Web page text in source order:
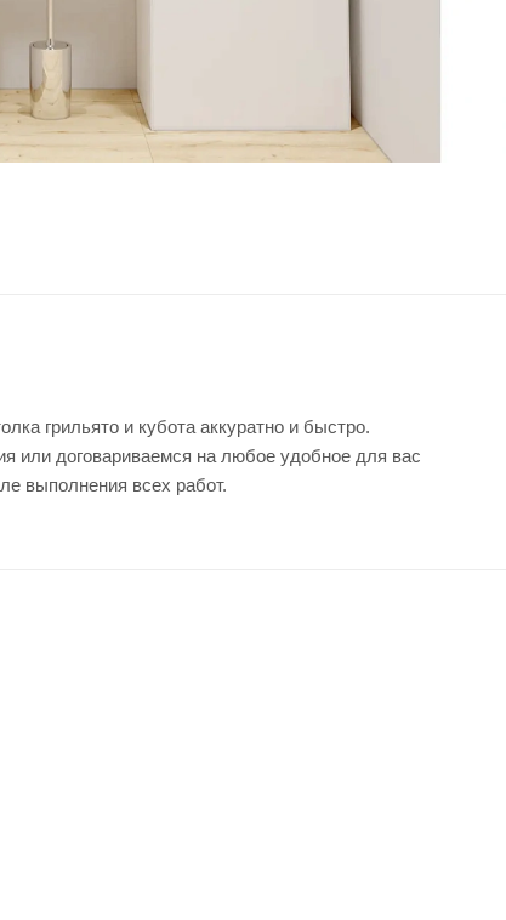
грильято и кубота аккуратно и быстро.
или договариваемся на любое удобное для вас
выполнения всех работ.